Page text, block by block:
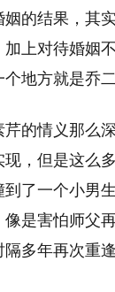
的结果，其
上对待婚姻
地方就是乔
的情义那么
，但是这么
到了一个小男
是害怕师父
多年再次重逢